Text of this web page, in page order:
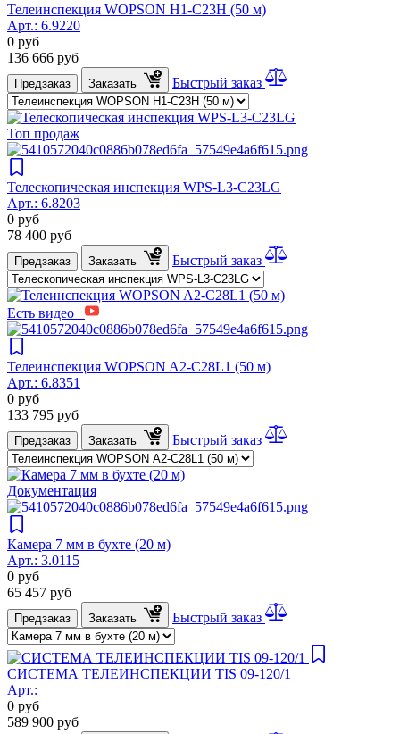
Телеинспекция WOPSON H1-C23H (50 м)
Арт.: 6.9220
0 руб
136 666 руб
Предзаказ Заказать Быстрый заказ
Топ продаж
Телескопическая инспекция WPS-L3-C23LG
Арт.: 6.8203
0 руб
78 400 руб
Предзаказ Заказать Быстрый заказ
Есть видео
Телеинспекция WOPSON A2-C28L1 (50 м)
Арт.: 6.8351
0 руб
133 795 руб
Предзаказ Заказать Быстрый заказ
Документация
Камера 7 мм в бухте (20 м)
Арт.: 3.0115
0 руб
65 457 руб
Предзаказ Заказать Быстрый заказ
СИСТЕМА ТЕЛЕИНСПЕКЦИИ TIS 09-120/1
Арт.:
0 руб
589 900 руб